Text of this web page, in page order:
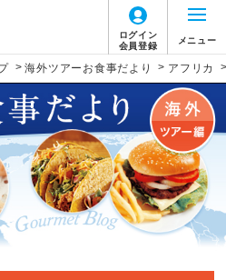
ログイン
会員登録
メニュー
> 海外ツアーお食事だより > アフリカ